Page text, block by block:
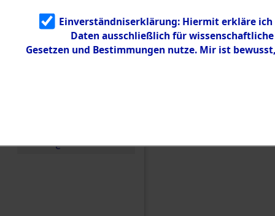
Identifizierun
g
5.3.3
Todesmärsch
e
Einverständniserklärung: Hiermit erkläre
Daten ausschließlich für
Gesetzen und Bestimmungen nutze. Mir ist